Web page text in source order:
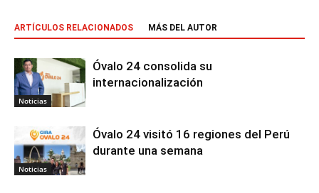
ARTÍCULOS RELACIONADOS MÁS DEL AUTOR
Noticias
Óvalo 24 consolida su
internacionalización
Noticias
Óvalo 24 visitó 16 regiones del Perú
durante una semana